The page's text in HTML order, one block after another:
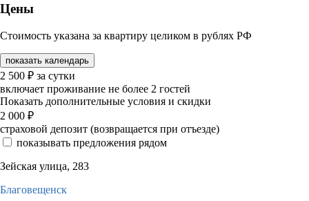
Цены
Стоимость указана за квартиру целиком в рублях РФ
показать календарь
2 500 ₽ за сутки
включает проживание не более 2 гостей
Показать дополнительные условия и скидки
2 000 ₽
страховой депозит (возвращается при отъезде)
показывать предложения рядом
Зейская улица, 283
Благовещенск